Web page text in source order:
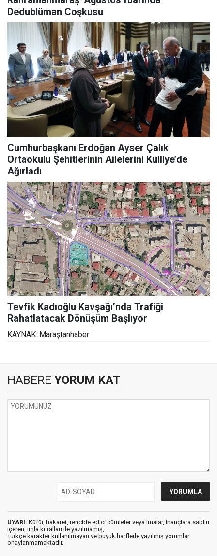
Dedublüman Coşkusu
Cumhurbaşkanı Erdoğan Ayser Çalık
Ortaokulu Şehitlerinin Ailelerini Külliye’de
Ağırladı
Tevfik Kadıoğlu Kavşağı’nda Trafiği
Rahatlatacak Dönüşüm Başlıyor
KAYNAK: Maraştanhaber
HABERE YORUM KAT
UYARI: Küfür, hakaret, rencide edici cümleler veya imalar, inançlara saldırı
içeren, imla kuralları ile yazılmamış,
Türkçe karakter kullanılmayan ve büyük harflerle yazılmış yorumlar
onaylanmamaktadır.